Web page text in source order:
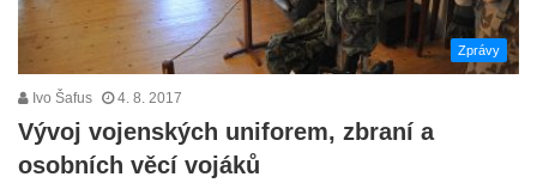
Zprávy
Ivo Šafus 4. 8. 2017
Vývoj vojenských uniforem, zbraní a
osobních věcí vojáků